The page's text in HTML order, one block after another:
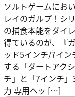
ソルトゲームにお
レイのガルプ！シ
の捕食本能をダイ
得ているのが、『
ッド5インチ/7イ
する「ダートアク
チ」と「7インチ
力 専用ヘッ […]